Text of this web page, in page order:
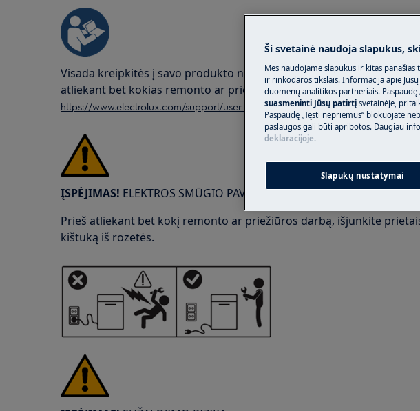
Visada kreipkitės į savo produkto naudojimo vadovo saugos
atliekant bet kokias remonto ar priežiūros operacijas.
https://www.electrolux.com/support/user-manuals/
ĮSPĖJIMAS! ELEKTROS SMŪGIO PAVOJUS
Prieš atliekant bet kokį remonto ar priežiūros darbą, išjunkite
kištuką iš rozetės.
Ši svetainė naudoja slapukus,
Mes naudojame slapukus ir kitas
ir rinkodaros tikslais. Informacija apie
duomenų analitikos partneriais.
suasmeninti Jūsų patirtį svetainėje,
Paspaudę „Tęsti nepriėmus“ blokuojate
paslaugos gali būti apribotos. Daugiau
deklaracijoje.
Slapukų nustatymai